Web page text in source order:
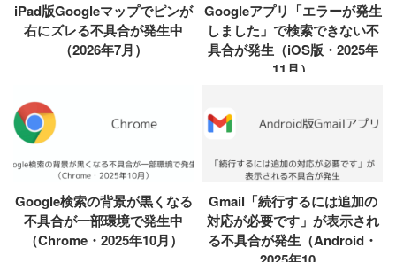
iPad版Googleマップでピンが
右にズレる不具合が発生中
（2026年7月）
Googleアプリ「エラーが発生
しました」で検索できない不
具合が発生（iOS版・2025年
11月）
Google検索の背景が黒くなる
不具合が一部環境で発生中
（Chrome・2025年10月）
Gmail「続行するには追加の
対応が必要です」が表示され
る不具合が発生（Android・
2025年10...